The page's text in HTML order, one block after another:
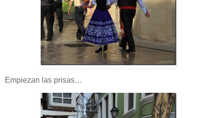
Empiezan las prisas…